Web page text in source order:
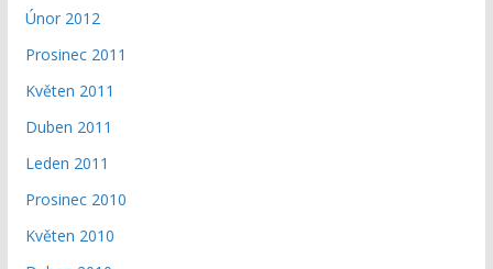
Únor 2012
Prosinec 2011
Květen 2011
Duben 2011
Leden 2011
Prosinec 2010
Květen 2010